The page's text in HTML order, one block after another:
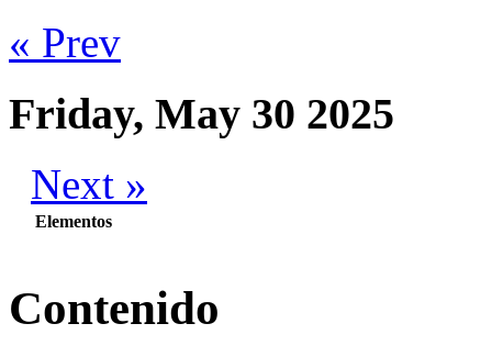
« Prev
Friday, May 30 2025
Next »
Elementos
Contenido